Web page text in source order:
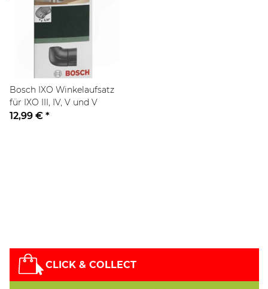
Bosch IXO Winkelaufsatz
für IXO III, IV, V und V
12,99 € *
CLICK & COLLECT